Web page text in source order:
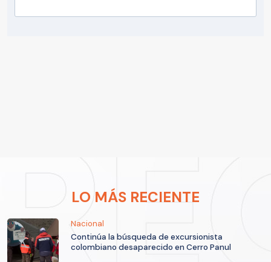
LO MÁS RECIENTE
Nacional
Continúa la búsqueda de excursionista
colombiano desaparecido en Cerro Panul